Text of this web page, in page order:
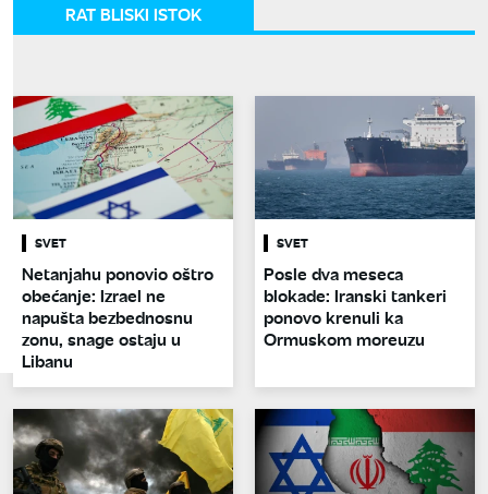
RAT BLISKI ISTOK
SVET
Netanjahu ponovio oštro
obećanje: Izrael ne
napušta bezbednosnu
zonu, snage ostaju u
Libanu
SVET
Posle dva meseca
blokade: Iranski tankeri
ponovo krenuli ka
Ormuskom moreuzu